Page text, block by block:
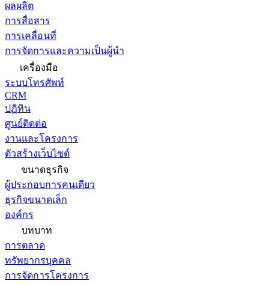
ผลผลิต
การสื่อสาร
การเคลื่อนที่
การจัดการและความเป็นผู้นำ
เครื่องมือ
ระบบโทรศัพท์
CRM
ปฏิทิน
ศูนย์ติดต่อ
งานและโครงการ
ตัวสร้างเว็บไซต์
ขนาดธุรกิจ
ผู้ประกอบการคนเดียว
ธุรกิจขนาดเล็ก
องค์กร
บทบาท
การตลาด
ทรัพยากรบุคคล
การจัดการโครงการ